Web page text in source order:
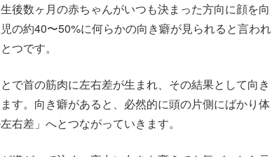
後数ヶ月の赤ちゃんがいつも決まった方向に顔を向
の約40〜50%に何らかの向き癖が見られると言われ
つです。
で首の筋肉に左右差が生まれ、その結果として向き
す。向き癖があると、必然的に頭の片側にばかり体
右差」へとつながっていきます。